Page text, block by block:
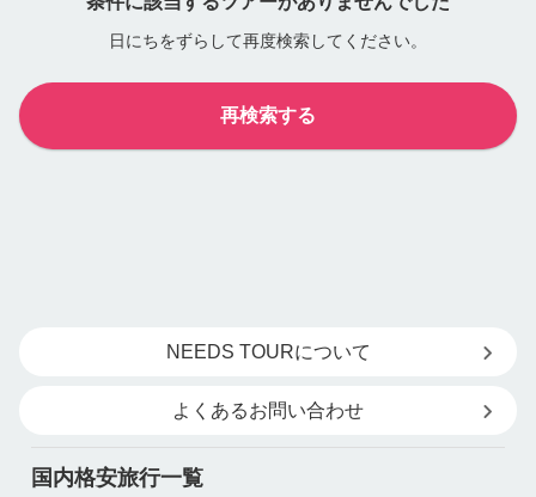
日にちをずらして再度検索してください。
再検索する
NEEDS TOURについて
よくあるお問い合わせ
国内格安旅行一覧